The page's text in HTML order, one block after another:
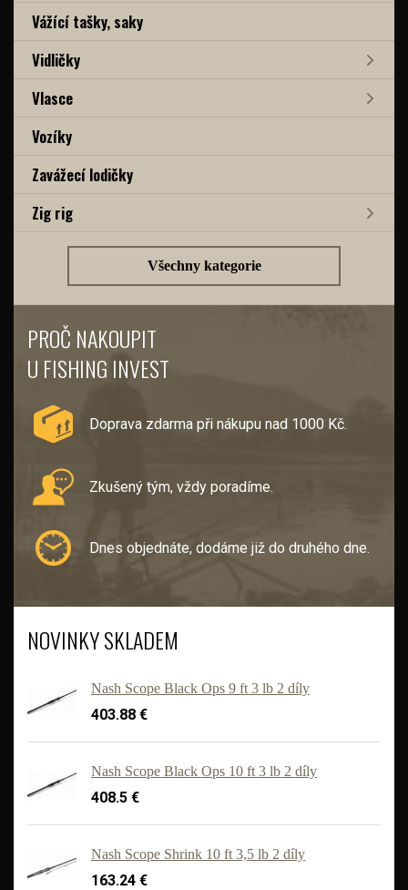
Vážící tašky, saky
Vidličky
Vlasce
Vozíky
Zavážecí lodičky
Zig rig
Všechny kategorie
PROČ NAKOUPIT
U FISHING INVEST
Doprava zdarma při nákupu nad 1000 Kč.
Zkušený tým, vždy poradíme.
Dnes objednáte, dodáme již do druhého dne.
NOVINKY SKLADEM
Nash Scope Black Ops 9 ft 3 lb 2 díly
403.88 €
Nash Scope Black Ops 10 ft 3 lb 2 díly
408.5 €
Nash Scope Shrink 10 ft 3,5 lb 2 díly
163.24 €